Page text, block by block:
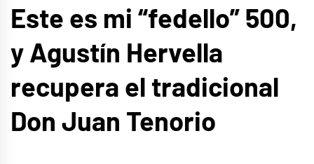
Este es mi “fedello” 500,
y Agustín Hervella
recupera el tradicional
Don Juan Tenorio